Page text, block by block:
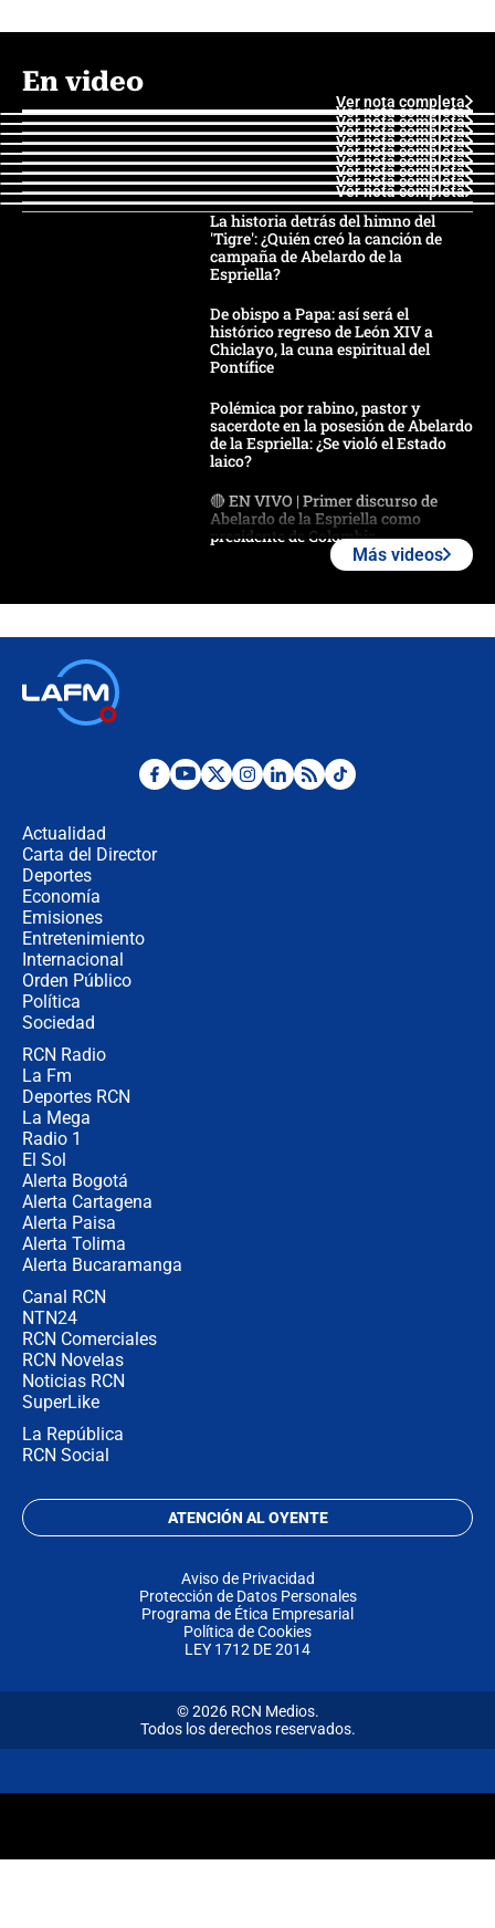
En video
Ver nota completa
Ver nota completa
Ver nota completa
Ver nota completa
Ver nota completa
Ver nota completa
Ver nota completa
Ver nota completa
Ver nota completa
Ver nota completa
La historia detrás del himno del
'Tigre': ¿Quién creó la canción de
campaña de Abelardo de la
Espriella?
De obispo a Papa: así será el
histórico regreso de León XIV a
Chiclayo, la cuna espiritual del
Pontífice
Polémica por rabino, pastor y
sacerdote en la posesión de Abelardo
de la Espriella: ¿Se violó el Estado
laico?
🔴 EN VIVO | Primer discurso de
Abelardo de la Espriella como
presidente de Colombia
Desde dermatitis hasta infecciones:
Más videos
Actualidad
Carta del Director
Deportes
Economía
Emisiones
Entretenimiento
Internacional
Orden Público
Política
Sociedad
RCN Radio
La Fm
Deportes RCN
La Mega
Radio 1
El Sol
Alerta Bogotá
Alerta Cartagena
Alerta Paisa
Alerta Tolima
Alerta Bucaramanga
Canal RCN
NTN24
RCN Comerciales
RCN Novelas
Noticias RCN
SuperLike
La República
RCN Social
ATENCIÓN AL OYENTE
Aviso de Privacidad
Protección de Datos Personales
Programa de Ética Empresarial
Política de Cookies
LEY 1712 DE 2014
© 2026 RCN Medios.
Todos los derechos reservados.